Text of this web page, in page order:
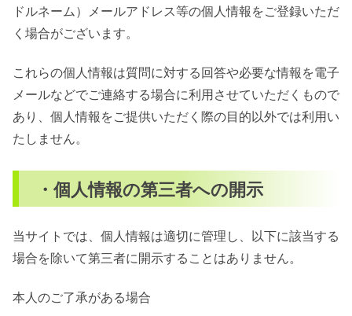
ドルネーム）メールアドレス等の個人情報をご登録いただ
く場合がございます。
これらの個人情報は質問に対する回答や必要な情報を電子
メールなどでご連絡する場合に利用させていただくもので
あり、個人情報をご提供いただく際の目的以外では利用い
たしません。
・個人情報の第三者への開示
当サイトでは、個人情報は適切に管理し、以下に該当する
場合を除いて第三者に開示することはありません。
本人のご了承がある場合